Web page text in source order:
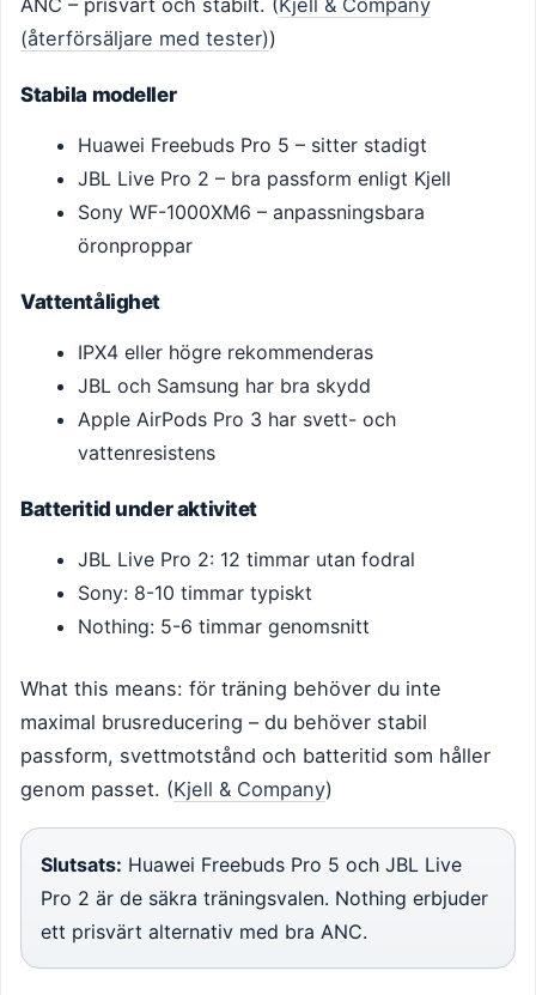
(återförsäljare med tester))
Stabila modeller
Huawei Freebuds Pro 5 – sitter stadigt
JBL Live Pro 2 – bra passform enligt Kjell
Sony WF-1000XM6 – anpassningsbara
öronproppar
Vattentålighet
IPX4 eller högre rekommenderas
JBL och Samsung har bra skydd
Apple AirPods Pro 3 har svett- och
vattenresistens
Batteritid under aktivitet
JBL Live Pro 2: 12 timmar utan fodral
Sony: 8-10 timmar typiskt
Nothing: 5-6 timmar genomsnitt
What this means: för träning behöver du inte
maximal brusreducering – du behöver stabil
passform, svettmotstånd och batteritid som håller
genom passet. (Kjell & Company)
Slutsats: Huawei Freebuds Pro 5 och JBL Live
Pro 2 är de säkra träningsvalen. Nothing erbjuder
ett prisvärt alternativ med bra ANC.